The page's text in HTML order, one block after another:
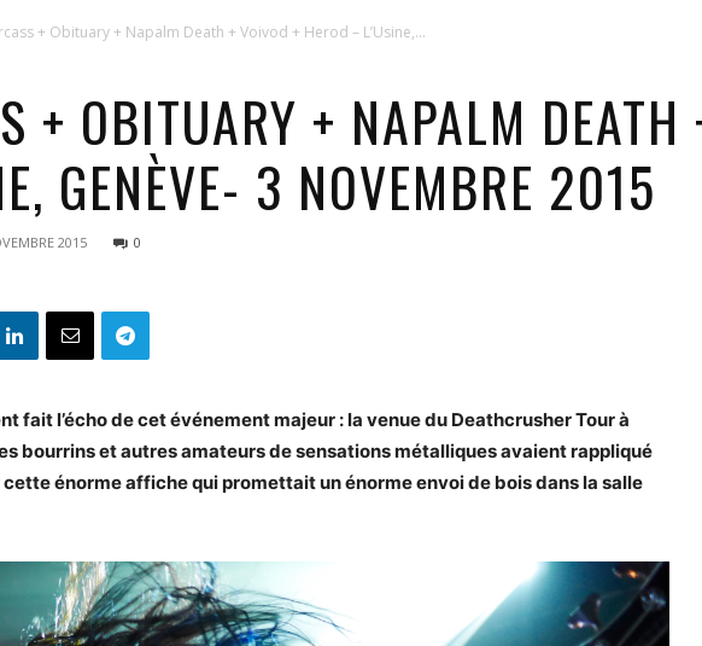
+ Obituary + Napalm Death + Voivod + Herod – L’Usine,...
+ OBITUARY + NAPALM DEATH
GENÈVE- 3 NOVEMBRE 2015
2015 0
fait l’écho de cet événement majeur : la venue du Deathcrusher Tour à
bourrins et autres amateurs de sensations métalliques avaient rappliqué
énorme affiche qui promettait un énorme envoi de bois dans la salle